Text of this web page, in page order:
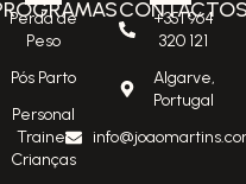
Perda de
Peso
Pós Parto
Personal
Trainer
Crianças
+351 964
320 121
Algarve,
Portugal